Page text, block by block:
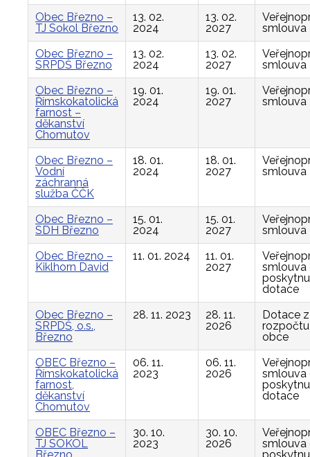
Obec Březno –
TJ Sokol Březno
13. 02.
2024
13. 02.
2027
smlouva
Obec Březno –
SRPDŠ Březno
13. 02.
2024
13. 02.
2027
smlouva
Obec Březno –
Římskokatolická
farnost –
děkanství
Chomutov
19. 01.
2024
19. 01.
2027
smlouva
Obec Březno –
Vodní
záchranná
služba ČČK
18. 01.
2024
18. 01.
2027
smlouva
Obec Březno –
SDH Březno
15. 01.
2024
15. 01.
2027
smlouva
Obec Březno –
Kiklhorn David
11. 01. 2024
11. 01.
2027
smlouva
dotace
Obec Březno –
SRPDŠ, o.s.,
Březno
28. 11. 2023
28. 11.
2026
Dotace z
rozpočtu
obce
OBEC Březno –
Římskokatolická
farnost,
děkanství
Chomutov
06. 11.
2023
06. 11.
2026
smlouva
dotace
OBEC Březno –
TJ SOKOL
30. 10.
2023
30. 10.
2026
smlouva